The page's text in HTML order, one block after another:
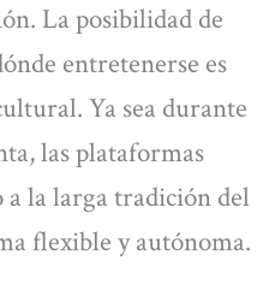
La posibilidad de
entretenerse es
Ya sea durante
las plataformas
a la larga tradición del
flexible y autónoma.